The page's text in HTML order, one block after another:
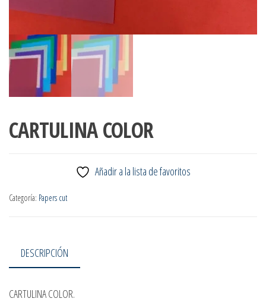
CARTULINA COLOR
Añadir a la lista de favoritos
Categoría: Papers cut
DESCRIPCIÓN
CARTULINA COLOR.